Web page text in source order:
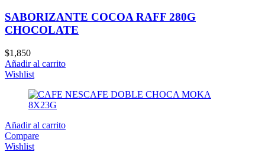
SABORIZANTE COCOA RAFF 280G
CHOCOLATE
$1,850
Añadir al carrito
Wishlist
Añadir al carrito
Compare
Wishlist